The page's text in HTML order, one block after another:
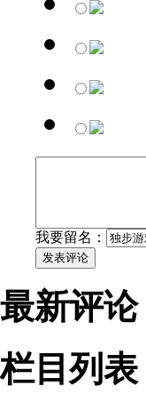
我要留名：
发表评论
最新评论
栏目列表